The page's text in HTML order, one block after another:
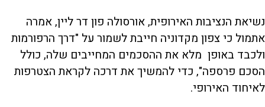
נשיאת הנציבות האירופית, אורסולה פון דר ליין, אמרה
אתמול כי צפון מקדוניה חייבת לשמור על "דרך הרפורמות
ולכבד באופן מלא את ההסכמים המחייבים שלה, כולל
הסכם פרספה", כדי להמשיך את דרכה לקראת הצטרפות
לאיחוד האירופי.